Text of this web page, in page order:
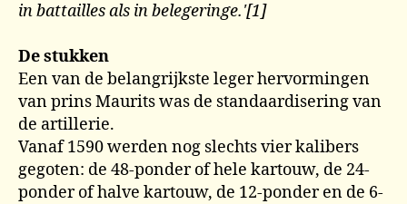
in battailles als in belegeringe.'[1]
De stukken
Een van de belangrijkste leger hervormingen
van prins Maurits was de standaardisering van
de artillerie.
Vanaf 1590 werden nog slechts vier kalibers
gegoten: de 48-ponder of hele kartouw, de 24-
ponder of halve kartouw, de 12-ponder en de 6-